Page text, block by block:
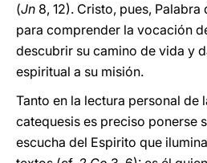
(Jn 8, 12). Cristo, pues,
para comprender la vocación
descubrir su camino de vida y
espiritual a su misión.
Tanto en la lectura personal de
catequesis es preciso ponerse
escucha del Espirito que